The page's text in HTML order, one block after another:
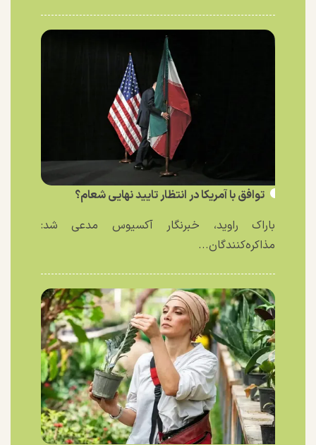
توافق با آمریکا در انتظار تایید نهایی شعام؟
باراک راوید، خبرنگار آکسیوس مدعی شد:
مذاکره‌کنندگان...